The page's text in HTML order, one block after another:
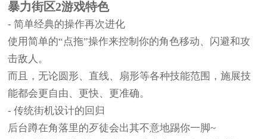
暴力街区2游戏特色
- 简单经典的操作再次进化
使用简单的“点拖”操作来控制你的角色移动、闪避和攻
击敌人。
而且，无论圆形、直线、扇形等各种技能范围，施展技
能都会更自由、更快、更准确。
- 传统街机设计的回归
后台蹲在角落里的歹徒会出其不意地踢你一脚~